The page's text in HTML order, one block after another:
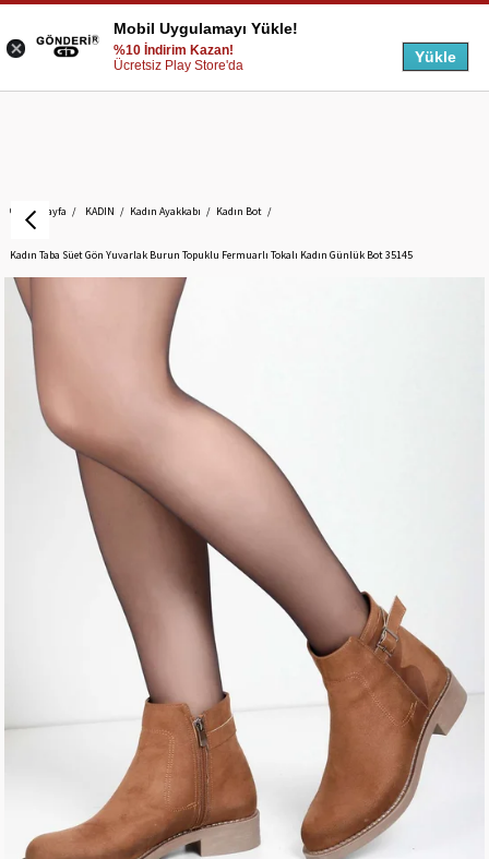
Anasayfa KADIN Kadın Ayakkabı Kadın Bot
Kadın Taba Süet Gön Yuvarlak Burun Topuklu Fermuarlı Tokalı Kadın Günlük Bot 35145
Mobil Uygulamayı Yükle!
%10 İndirim Kazan!
Ücretsiz Play Store'da
Yükle